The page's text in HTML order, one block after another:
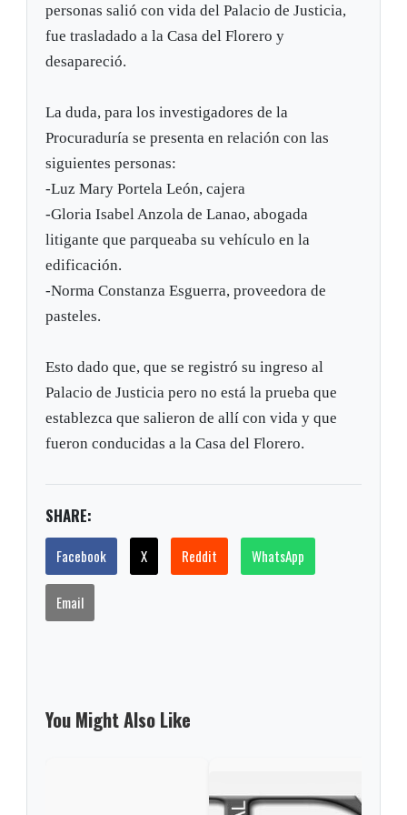
personas salió con vida del Palacio de Justicia,
fue trasladado a la Casa del Florero y
desapareció.
La duda, para los investigadores de la
Procuraduría se presenta en relación con las
siguientes personas:
-Luz Mary Portela León, cajera
-Gloria Isabel Anzola de Lanao, abogada
litigante que parqueaba su vehículo en la
edificación.
-Norma Constanza Esguerra, proveedora de
pasteles.
Esto dado que, que se registró su ingreso al
Palacio de Justicia pero no está la prueba que
establezca que salieron de allí con vida y que
fueron conducidas a la Casa del Florero.
SHARE:
Facebook X Reddit WhatsApp
Email
You Might Also Like